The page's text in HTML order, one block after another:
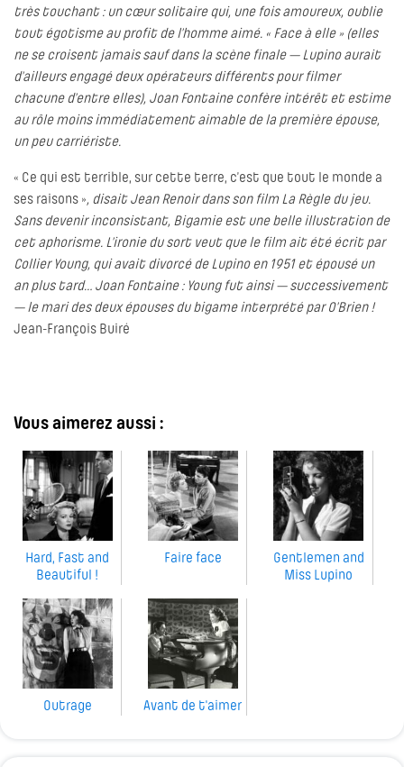
très touchant : un cœur solitaire qui, une fois amoureux, oublie
tout égotisme au profit de l’homme aimé. « Face à elle » (elles
ne se croisent jamais sauf dans la scène finale — Lupino aurait
d’ailleurs engagé deux opérateurs différents pour filmer
chacune d’entre elles), Joan Fontaine confère intérêt et estime
au rôle moins immédiatement aimable de la première épouse,
un peu carriériste.
« Ce qui est terrible, sur cette terre, c’est que tout le monde a
ses raisons », disait Jean Renoir dans son film La Règle du jeu.
Sans devenir inconsistant, Bigamie est une belle illustration de
cet aphorisme. L’ironie du sort veut que le film ait été écrit par
Collier Young, qui avait divorcé de Lupino en 1951 et épousé un
an plus tard… Joan Fontaine : Young fut ainsi — successivement
— le mari des deux épouses du bigame interprété par O’Brien !
Jean-François Buiré
Vous aimerez aussi :
Hard, Fast and
Beautiful !
Faire face
Gentlemen and
Miss Lupino
Outrage Avant de t'aimer